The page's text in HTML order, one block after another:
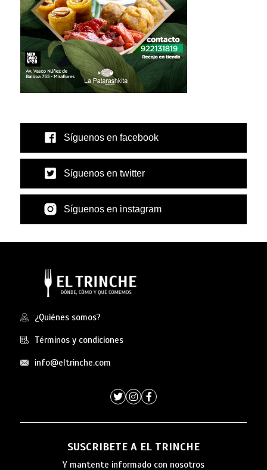
Síguenos en facebook
Síguenos en twitter
Síguenos en instagram
¿Quiénes somos?
Términos y condiciones
info@eltrinche.com
SUSCRIBETE A EL TRINCHE
Y mantente informado con nosotros